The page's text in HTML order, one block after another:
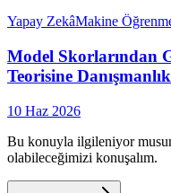
Yapay ZekâMakine
Model Skorlarından
Teorisine
10 Haz 2026
Bu konuyla ilgileniyor
olabileceğimizi konuşalım.